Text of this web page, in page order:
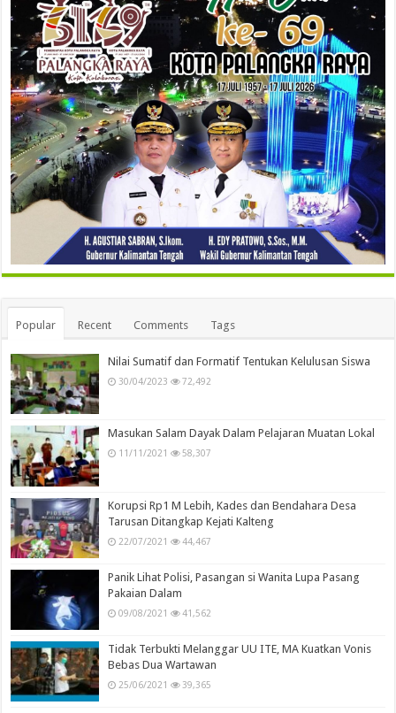
Popular Recent Comments Tags
Nilai Sumatif dan Formatif Tentukan Kelulusan Siswa
30/04/2023 72,492
Masukan Salam Dayak Dalam Pelajaran Muatan Lokal
11/11/2021 58,307
Korupsi Rp1 M Lebih, Kades dan Bendahara Desa
Tarusan Ditangkap Kejati Kalteng
22/07/2021 44,467
Panik Lihat Polisi, Pasangan si Wanita Lupa Pasang
Pakaian Dalam
09/08/2021 41,562
Tidak Terbukti Melanggar UU ITE, MA Kuatkan Vonis
Bebas Dua Wartawan
25/06/2021 39,365